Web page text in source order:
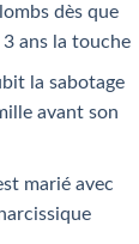
dès que
ans la touche
la sabotage
avant son
marié avec